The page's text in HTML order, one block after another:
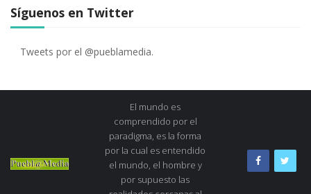
Síguenos en Twitter
Tweets por el @pueblamedia.
El mundo es
comprendido por el
paradigma, es la forma
por la cual es entendido
el mundo, el hombre y
por supuesto las